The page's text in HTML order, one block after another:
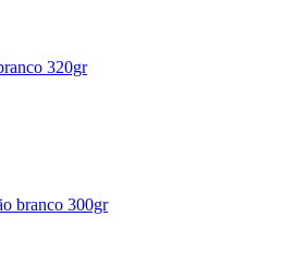
320gr
branco 300gr